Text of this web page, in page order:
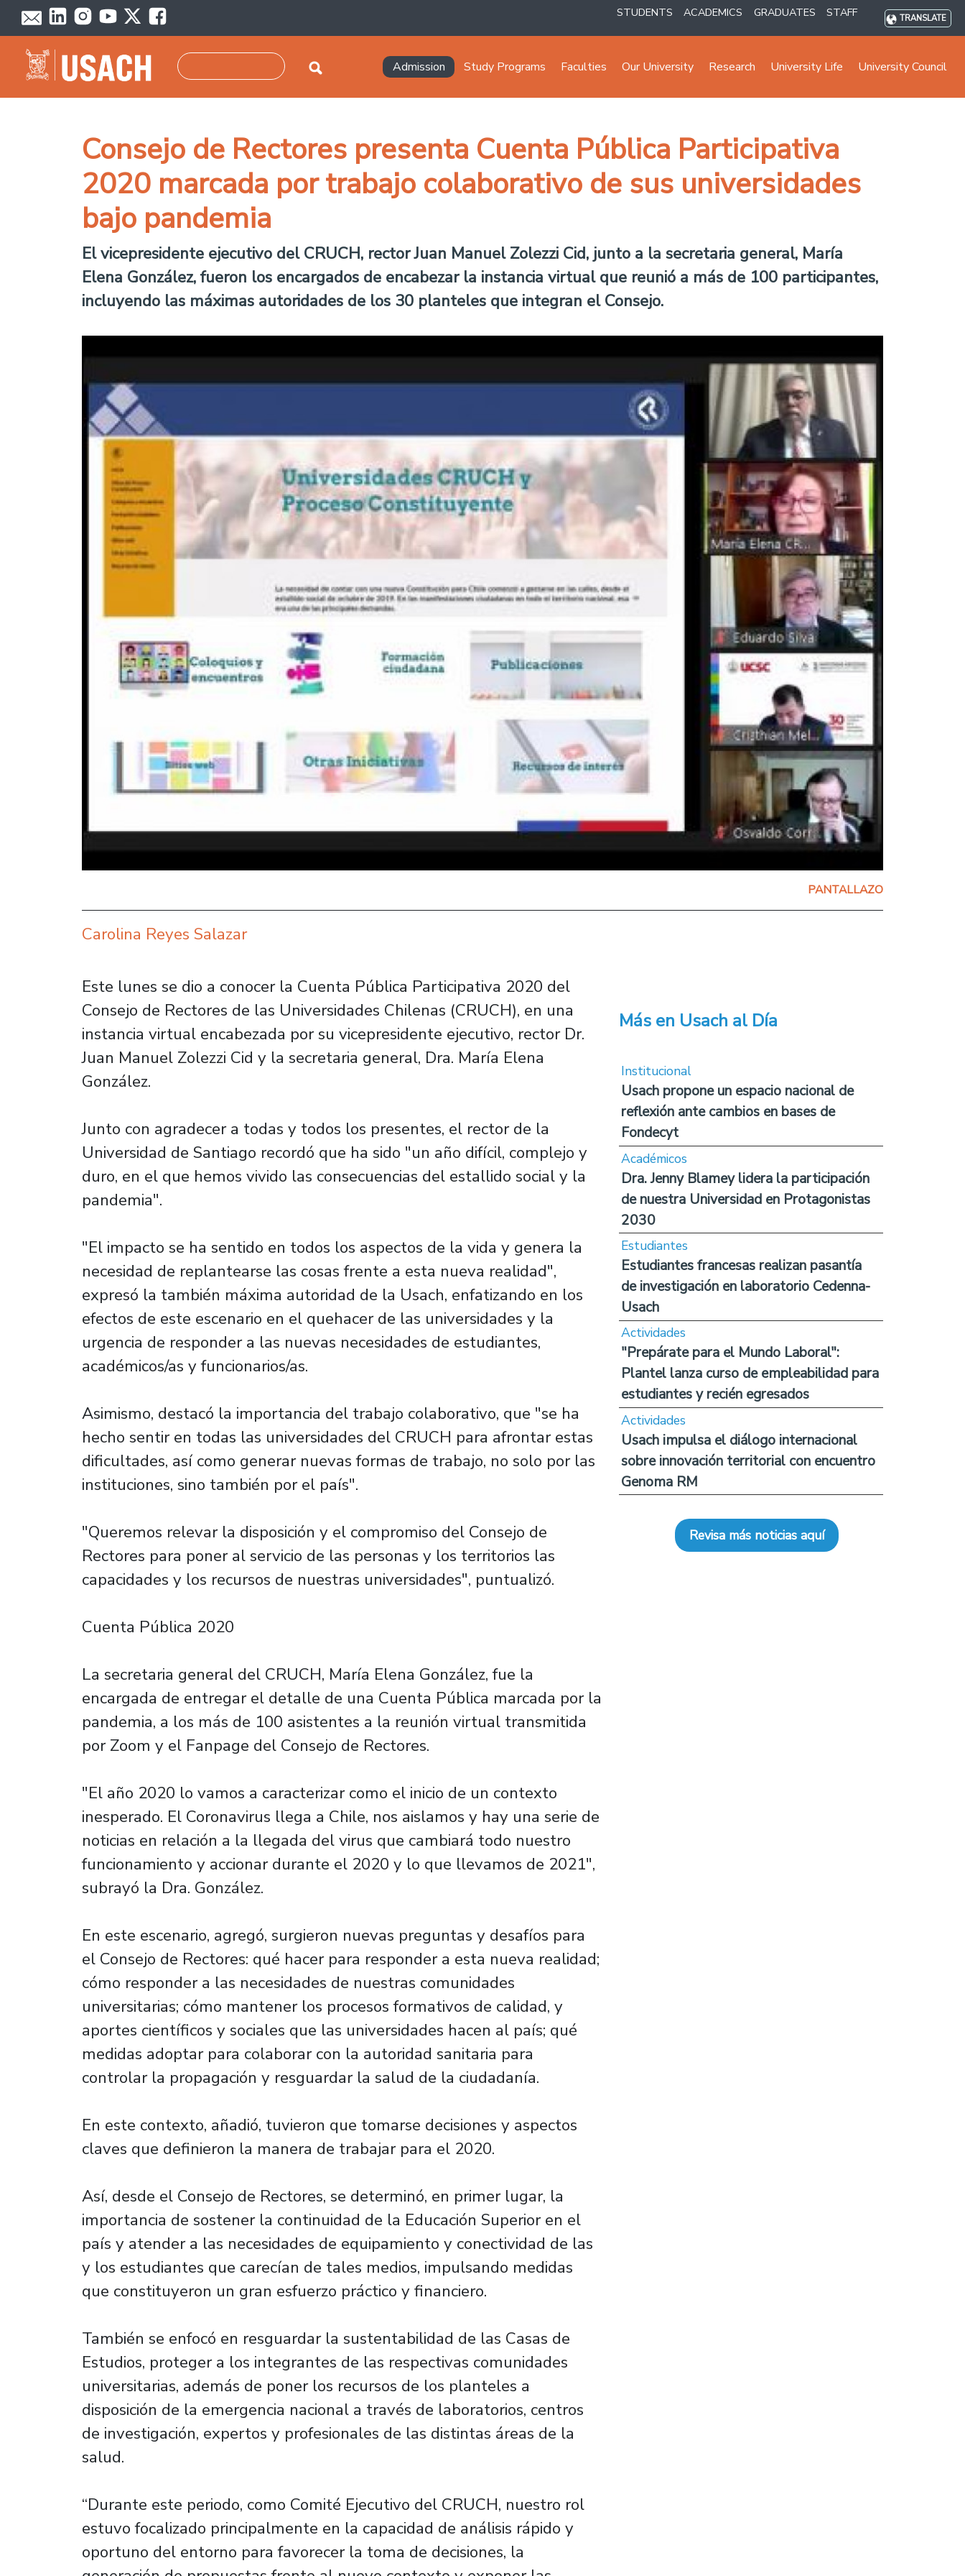
Skip to main content STUDENTS ACADEMICS GRADUATES STAFF TRANSLATE
Navegación principal
Admission Study Programs Faculties Our University Research University Life University Council
Consejo de Rectores presenta Cuenta Pública Participativa
2020 marcada por trabajo colaborativo de sus universidades
bajo pandemia
El vicepresidente ejecutivo del CRUCH, rector Juan Manuel Zolezzi Cid, junto a la secretaria general, María
Elena González, fueron los encargados de encabezar la instancia virtual que reunió a más de 100 participantes,
incluyendo las máximas autoridades de los 30 planteles que integran el Consejo.
PANTALLAZO
Carolina Reyes Salazar
Este lunes se dio a conocer la Cuenta Pública Participativa 2020 del
Consejo de Rectores de las Universidades Chilenas (CRUCH), en una
instancia virtual encabezada por su vicepresidente ejecutivo, rector Dr.
Juan Manuel Zolezzi Cid y la secretaria general, Dra. María Elena
González.
Junto con agradecer a todas y todos los presentes, el rector de la
Universidad de Santiago recordó que ha sido "un año difícil, complejo y
duro, en el que hemos vivido las consecuencias del estallido social y la
pandemia".
"El impacto se ha sentido en todos los aspectos de la vida y genera la
necesidad de replantearse las cosas frente a esta nueva realidad",
expresó la también máxima autoridad de la Usach, enfatizando en los
efectos de este escenario en el quehacer de las universidades y la
urgencia de responder a las nuevas necesidades de estudiantes,
académicos/as y funcionarios/as.
Asimismo, destacó la importancia del trabajo colaborativo, que "se ha
hecho sentir en todas las universidades del CRUCH para afrontar estas
dificultades, así como generar nuevas formas de trabajo, no solo por las
instituciones, sino también por el país".
"Queremos relevar la disposición y el compromiso del Consejo de
Rectores para poner al servicio de las personas y los territorios las
capacidades y los recursos de nuestras universidades", puntualizó.
Cuenta Pública 2020
La secretaria general del CRUCH, María Elena González, fue la
encargada de entregar el detalle de una Cuenta Pública marcada por la
pandemia, a los más de 100 asistentes a la reunión virtual transmitida
por Zoom y el Fanpage del Consejo de Rectores.
"El año 2020 lo vamos a caracterizar como el inicio de un contexto
inesperado. El Coronavirus llega a Chile, nos aislamos y hay una serie de
noticias en relación a la llegada del virus que cambiará todo nuestro
funcionamiento y accionar durante el 2020 y lo que llevamos de 2021",
subrayó la Dra. González.
En este escenario, agregó, surgieron nuevas preguntas y desafíos para
el Consejo de Rectores: qué hacer para responder a esta nueva realidad;
cómo responder a las necesidades de nuestras comunidades
universitarias; cómo mantener los procesos formativos de calidad, y
aportes científicos y sociales que las universidades hacen al país; qué
medidas adoptar para colaborar con la autoridad sanitaria para
controlar la propagación y resguardar la salud de la ciudadanía.
En este contexto, añadió, tuvieron que tomarse decisiones y aspectos
claves que definieron la manera de trabajar para el 2020.
Así, desde el Consejo de Rectores, se determinó, en primer lugar, la
importancia de sostener la continuidad de la Educación Superior en el
país y atender a las necesidades de equipamiento y conectividad de las
y los estudiantes que carecían de tales medios, impulsando medidas
que constituyeron un gran esfuerzo práctico y financiero.
También se enfocó en resguardar la sustentabilidad de las Casas de
Estudios, proteger a los integrantes de las respectivas comunidades
universitarias, además de poner los recursos de los planteles a
disposición de la emergencia nacional a través de laboratorios, centros
de investigación, expertos y profesionales de las distintas áreas de la
salud.
“Durante este periodo, como Comité Ejecutivo del CRUCH, nuestro rol
estuvo focalizado principalmente en la capacidad de análisis rápido y
oportuno del entorno para favorecer la toma de decisiones, la
Más en Usach al Día
Institucional
Usach propone un espacio nacional de
reflexión ante cambios en bases de
Fondecyt
Académicos
Dra. Jenny Blamey lidera la participación
de nuestra Universidad en Protagonistas
2030
Estudiantes
Estudiantes francesas realizan pasantía
de investigación en laboratorio Cedenna-
Usach
Actividades
"Prepárate para el Mundo Laboral":
Plantel lanza curso de empleabilidad para
estudiantes y recién egresados
Actividades
Usach impulsa el diálogo internacional
sobre innovación territorial con encuentro
Genoma RM
Revisa más noticias aquí